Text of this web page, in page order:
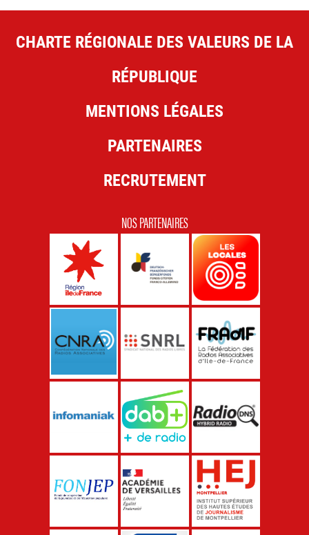
CHARTE RÉGIONALE DES VALEURS DE LA
RÉPUBLIQUE
MENTIONS LÉGALES
PARTENAIRES
RECRUTEMENT
NOS PARTENAIRES